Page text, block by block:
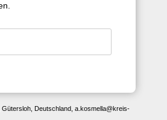
Deutschland, a.kosmella@kreis-